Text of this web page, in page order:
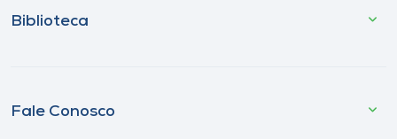
Biblioteca
Fale Conosco